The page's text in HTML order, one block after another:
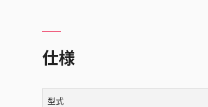
仕様
型式